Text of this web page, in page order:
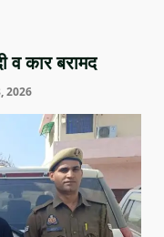
कार बरामद
2026